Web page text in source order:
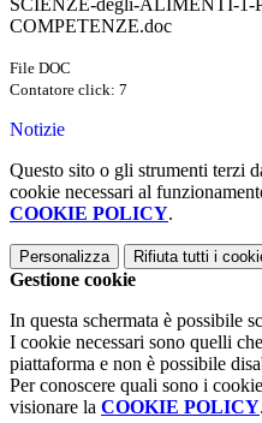
SCIENZE-degli-ALIMENTI-
COMPETENZE.doc
File DOC
Contatore click: 7
Notizie
Questo sito o gli strumenti terzi
cookie necessari al
COOKIE POLICY.
Personalizza Rifiuta tutti i
Gestione cookie
In questa schermata è possibile
I cookie necessari sono quelli
piattaforma e non è possibile
Per conoscere quali sono i
visionare la COOKIE POLICY.